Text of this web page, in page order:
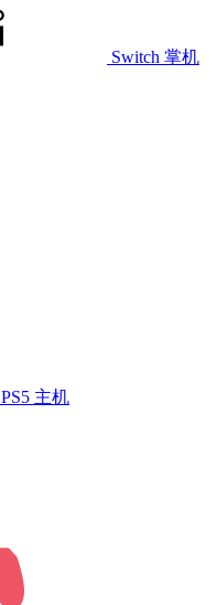
Switch 掌机
PS5 主机